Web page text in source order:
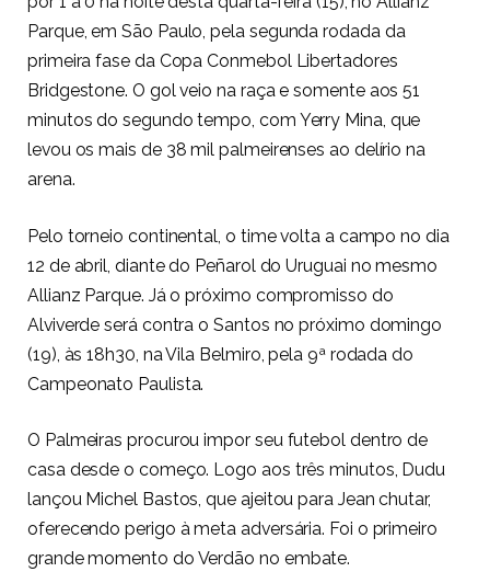
Parque, em São Paulo, pela segunda rodada da
primeira fase da Copa Conmebol Libertadores
Bridgestone. O gol veio na raça e somente aos 51
minutos do segundo tempo, com Yerry Mina, que
levou os mais de 38 mil palmeirenses ao delírio na
arena.
Pelo torneio continental, o time volta a campo no dia
12 de abril, diante do Peñarol do Uruguai no mesmo
Allianz Parque. Já o próximo compromisso do
Alviverde será contra o Santos no próximo domingo
(19), às 18h30, na Vila Belmiro, pela 9ª rodada do
Campeonato Paulista.
O Palmeiras procurou impor seu futebol dentro de
casa desde o começo. Logo aos três minutos, Dudu
lançou Michel Bastos, que ajeitou para Jean chutar,
oferecendo perigo à meta adversária. Foi o primeiro
grande momento do Verdão no embate.